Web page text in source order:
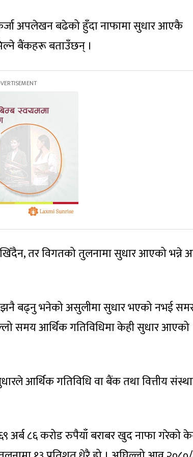
कर्जा अपलेखन बढेको हुँदा नाफामा सुधार आएकै
बैंकहरू बताउँछन् ।
देखिँदैन, तर विगतको तुलनामा सुधार आएको भन्ने
झनै बढ्नु भनेको असुलीमा सुधार भएको नभई
समय आर्थिक गतिविधिमा केही सुधार आएको
आर्थिक गतिविधि वा बैंक तथा वित्तीय
८६ करोड रुपैयाँ बराबर खुद नाफा गरेको